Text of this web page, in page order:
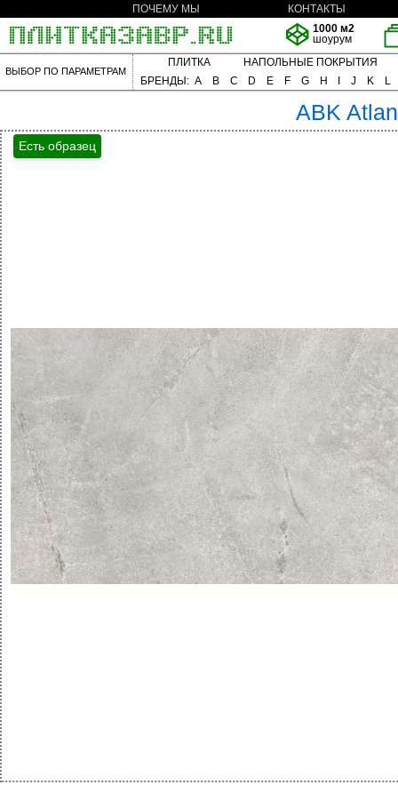
ПОЧЕМУ МЫ
КОНТАКТЫ
1000 м2
шоурум
ВЫБОР ПО ПАРАМЕТРАМ
ПЛИТКА
НАПОЛЬНЫЕ ПОКРЫТИЯ
БРЕНДЫ: A B C D E F G H J K L
ABK
Есть образец